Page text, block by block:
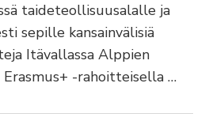
taideteollisuusalalle ja
sepille kansainvälisiä
Itävallassa Alppien
-rahoitteisella …